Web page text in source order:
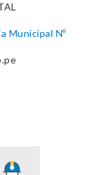
Municipal Nº